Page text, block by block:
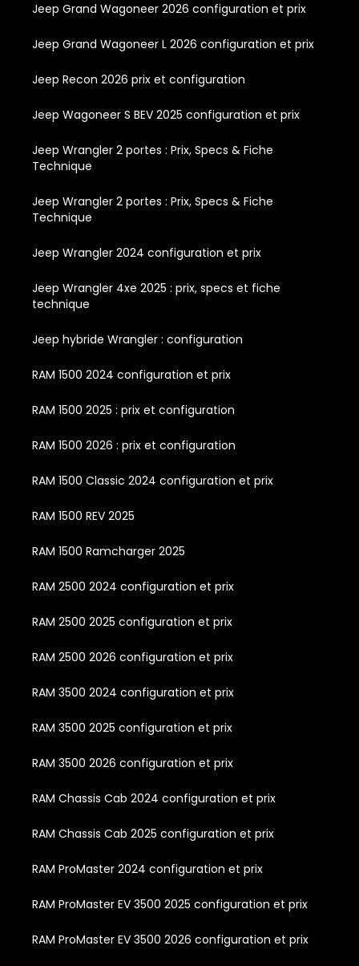
Jeep Grand Wagoneer 2026 configuration et prix
Jeep Grand Wagoneer L 2026 configuration et prix
Jeep Recon 2026 prix et configuration
Jeep Wagoneer S BEV 2025 configuration et prix
Jeep Wrangler 2 portes : Prix, Specs & Fiche
Technique
Jeep Wrangler 2 portes : Prix, Specs & Fiche
Technique
Jeep Wrangler 2024 configuration et prix
Jeep Wrangler 4xe 2025 : prix, specs et fiche
technique
Jeep hybride Wrangler : configuration
RAM 1500 2024 configuration et prix
RAM 1500 2025 : prix et configuration
RAM 1500 2026 : prix et configuration
RAM 1500 Classic 2024 configuration et prix
RAM 1500 REV 2025
RAM 1500 Ramcharger 2025
RAM 2500 2024 configuration et prix
RAM 2500 2025 configuration et prix
RAM 2500 2026 configuration et prix
RAM 3500 2024 configuration et prix
RAM 3500 2025 configuration et prix
RAM 3500 2026 configuration et prix
RAM Chassis Cab 2024 configuration et prix
RAM Chassis Cab 2025 configuration et prix
RAM ProMaster 2024 configuration et prix
RAM ProMaster EV 3500 2025 configuration et prix
RAM ProMaster EV 3500 2026 configuration et prix